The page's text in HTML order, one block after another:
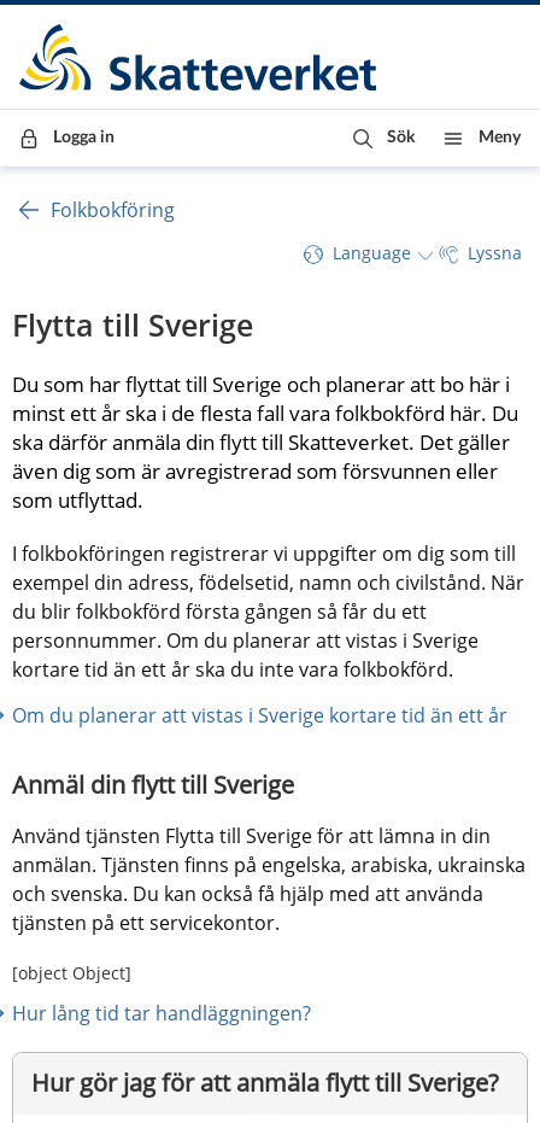
Till innehåll
Till navigationen
Till chattrobot
Logga in Sök Meny
Folkbokföring
Language Lyssna
Flytta till Sverige
Du som har flyttat till Sverige och planerar att bo här i
minst ett år ska i de flesta fall vara folkbokförd här. Du
ska därför anmäla din flytt till Skatteverket. Det gäller
även dig som är avregistrerad som försvunnen eller
som utflyttad.
I folkbokföringen registrerar vi uppgifter om dig som till
exempel din adress, födelsetid, namn och civilstånd. När
du blir folkbokförd första gången så får du ett
personnummer. Om du planerar att vistas i Sverige
kortare tid än ett år ska du inte vara folkbokförd.
Om du planerar att vistas i Sverige kortare tid än ett år
Anmäl din flytt till Sverige
Använd tjänsten Flytta till Sverige för att lämna in din
anmälan. Tjänsten finns på engelska, arabiska, ukrainska
och svenska. Du kan också få hjälp med att använda
tjänsten på ett servicekontor.
[object Object]
Hur lång tid tar handläggningen?
Hur gör jag för att anmäla flytt till Sverige?